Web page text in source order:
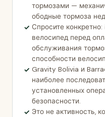
тормозами —
ободные тормоза
Спросите
велосипед перед
обслуживания
способности
Gravity Bolivia и
наиболее
установленных
безопасности.
Это не активность,